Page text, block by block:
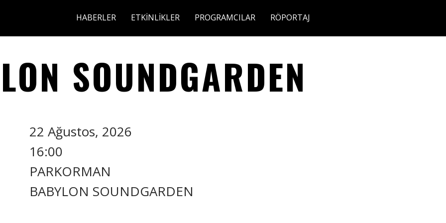
HABERLER ETKİNLİKLER PROGRAMCILAR RÖPORTAJ
SOUNDGARDEN
22 Ağustos, 2026
16:00
PARKORMAN
BABYLON SOUNDGARDEN